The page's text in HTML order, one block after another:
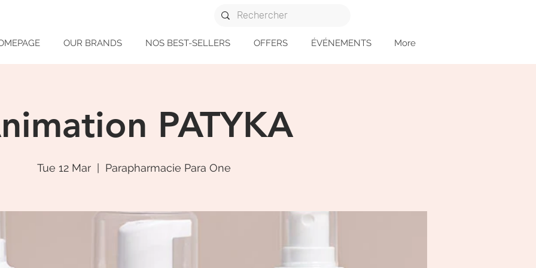
OUR BRANDS NOS BEST-SELLERS OFFERS ÉVÉNEMENTS More
PATYKA
Tue 12 Mar Parapharmacie Para One